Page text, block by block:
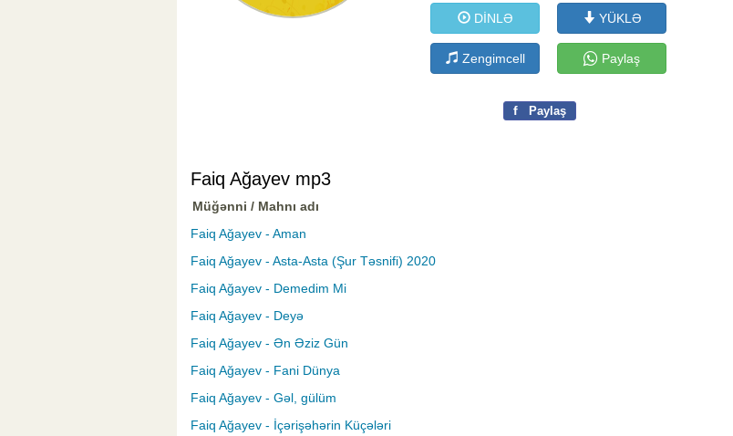
DİNLƏ YÜKLƏ
Zengimcell Paylaş
f Paylaş
Faiq Ağayev mp3
Müğənni / Mahnı adı
Faiq Ağayev - Aman
Faiq Ağayev - Asta-Asta (Şur Təsnifi) 2020
Faiq Ağayev - Demedim Mi
Faiq Ağayev - Deyə
Faiq Ağayev - Ən Əziz Gün
Faiq Ağayev - Fani Dünya
Faiq Ağayev - Gəl, gülüm
Faiq Ağayev - İçərişəhərin Küçələri